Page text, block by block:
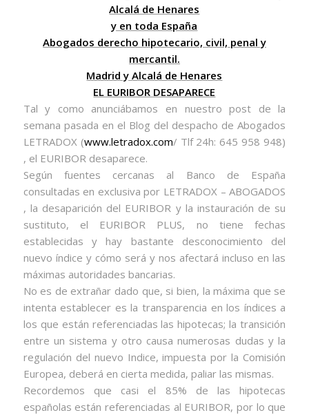
Alcalá de Henares
y en toda España
Abogados derecho hipotecario, civil, penal y
mercantil.
Madrid y Alcalá de Henares
EL EURIBOR DESAPARECE
Tal y como anunciábamos en nuestro post de la
semana pasada en el Blog del despacho de Abogados
LETRADOX (www.letradox.com/ Tlf 24h: 645 958 948)
, el EURIBOR desaparece.
Según fuentes cercanas al Banco de España
consultadas en exclusiva por LETRADOX – ABOGADOS
, la desaparición del EURIBOR y la instauración de su
sustituto, el EURIBOR PLUS, no tiene fechas
establecidas y hay bastante desconocimiento del
nuevo índice y cómo será y nos afectará incluso en las
máximas autoridades bancarias.
No es de extrañar dado que, si bien, la máxima que se
intenta establecer es la transparencia en los índices a
los que están referenciadas las hipotecas; la transición
entre un sistema y otro causa numerosas dudas y la
regulación del nuevo Indice, impuesta por la Comisión
Europea, deberá en cierta medida, paliar las mismas.
Recordemos que casi el 85% de las hipotecas
españolas están referenciadas al EURIBOR, por lo que